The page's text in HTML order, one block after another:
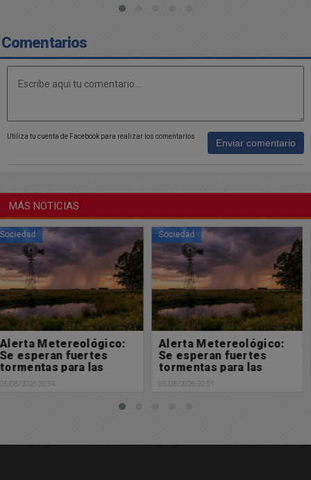
Comentarios
Utiliza tu cuenta de Facebook para realizar los comentarios
Enviar comentario
MÁS NOTICIAS
Sociedad
Alerta Metereológico:
Se esperan fuertes
tormentas para las
próximas horas
05/08/2026 20:51
Sociedad
Solicitada: En defensa
de la Ley de Tierras y de
la soberanía nacional
05/08/2026 18:32